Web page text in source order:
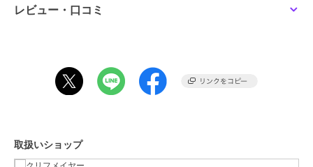
シルエット：スタンダード
-------------------------
ンドです。
メンズ、レディース、キッズに加え、ドッグウェアまで展開していま
レビュー・口コミ
取扱いショップ